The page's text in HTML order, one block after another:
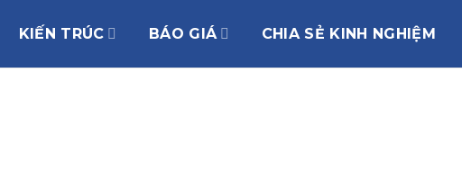
KIẾN TRÚC BÁO GIÁ CHIA SẺ KINH NGHIỆM